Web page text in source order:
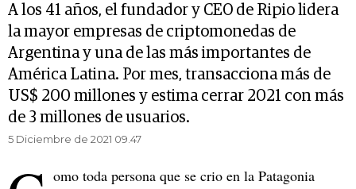
A los 41 años, el fundador y CEO de Ripio lidera
la mayor empresas de criptomonedas de
Argentina y una de las más importantes de
América Latina. Por mes, transacciona más de
US$ 200 millones y estima cerrar 2021 con más
de 3 millones de usuarios.
5 Diciembre de 2021 09.47
omo toda persona que se crio en la Patagonia